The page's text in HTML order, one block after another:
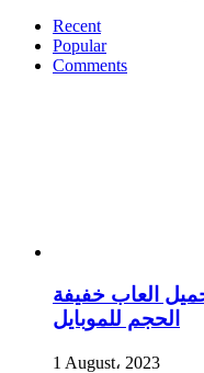
Recent
Popular
Comments
العاب خفيفة
الحجم للموبايل
1 August، 2023